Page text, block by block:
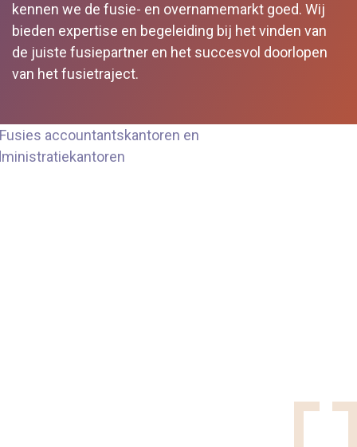
kennen we de fusie- en overnamemarkt goed. Wij
bieden expertise en begeleiding bij het vinden van
de juiste fusiepartner en het succesvol doorlopen
van het fusietraject.